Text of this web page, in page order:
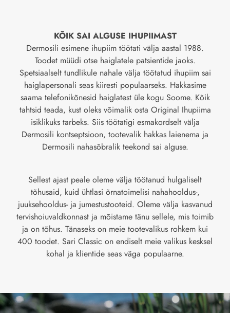
KÕIK SAI ALGUSE IHUPIIMAST
Dermosili esimene ihupiim töötati välja aastal 1988.
Toodet müüdi otse haiglatele patsientide jaoks.
Spetsiaalselt tundlikule nahale välja töötatud ihupiim sai
haiglapersonali seas kiiresti populaarseks. Hakkasime
saama telefonikõnesid haiglatest üle kogu Soome. Kõik
tahtsid teada, kust oleks võimalik osta Original Ihupiima
isiklikuks tarbeks. Siis töötatigi esmakordselt välja
Dermosili kontseptsioon, tootevalik hakkas laienema ja
Dermosili nahasõbralik teekond sai alguse.
Sellest ajast peale oleme välja töötanud hulgaliselt
tõhusaid, kuid ühtlasi õrnatoimelisi nahahooldus-,
juuksehooldus- ja jumestustooteid. Oleme välja kasvanud
tervishoiuvaldkonnast ja mõistame tänu sellele, mis toimib
ja on tõhus. Tänaseks on meie tootevalikus rohkem kui
400 toodet. Sari Classic on endiselt meie valikus kesksel
kohal ja klientide seas väga populaarne.